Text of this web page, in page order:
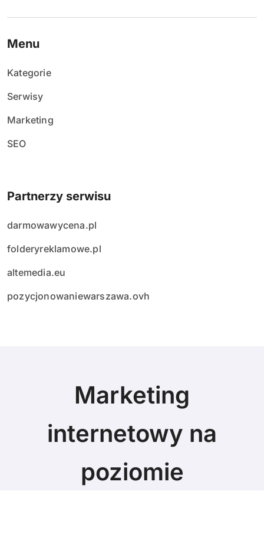
Menu
Kategorie
Serwisy
Marketing
SEO
Partnerzy serwisu
darmowawycena.pl
folderyreklamowe.pl
altemedia.eu
pozycjonowaniewarszawa.ovh
Marketing
internetowy na
poziomie